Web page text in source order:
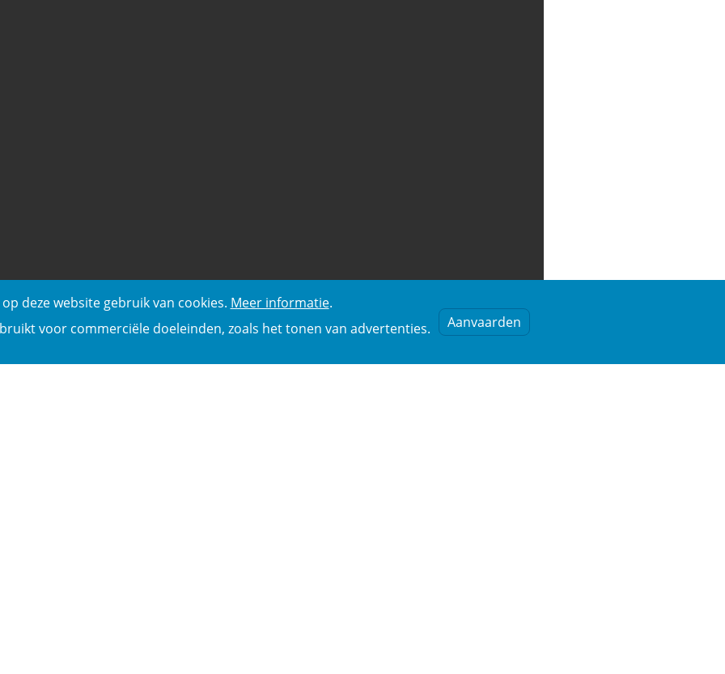
deze website gebruik van cookies. Meer informatie.
voor commerciële doeleinden, zoals het tonen van advertenties.
Aanvaarden